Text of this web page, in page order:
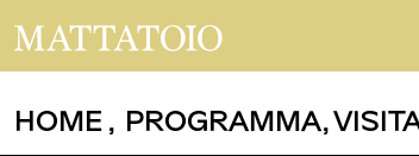
HOME , PROGRAMMA,